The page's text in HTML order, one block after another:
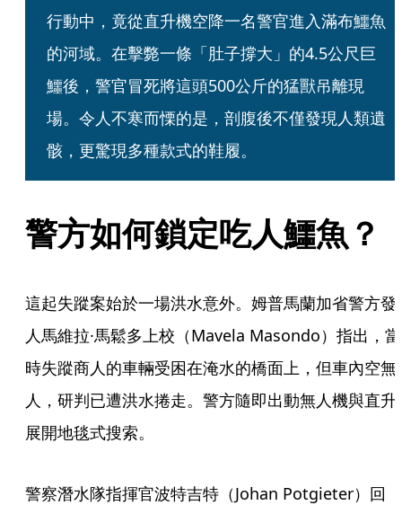
行動中，竟從直升機空降一名警官進入滿布鱷魚
的河域。在擊斃一條「肚子撐大」的4.5公尺巨
鱷後，警官冒死將這頭500公斤的猛獸吊離現
場。令人不寒而慄的是，剖腹後不僅發現人類遺
骸，更驚現多種款式的鞋履。
警方如何鎖定吃人鱷魚？
這起失蹤案始於一場洪水意外。姆普馬蘭加省警方發
人馬維拉·馬鬆多上校（Mavela Masondo）指出，當
時失蹤商人的車輛受困在淹水的橋面上，但車內空無
人，研判已遭洪水捲走。警方隨即出動無人機與直升
展開地毯式搜索。
警察潛水隊指揮官波特吉特（Johan Potgieter）回